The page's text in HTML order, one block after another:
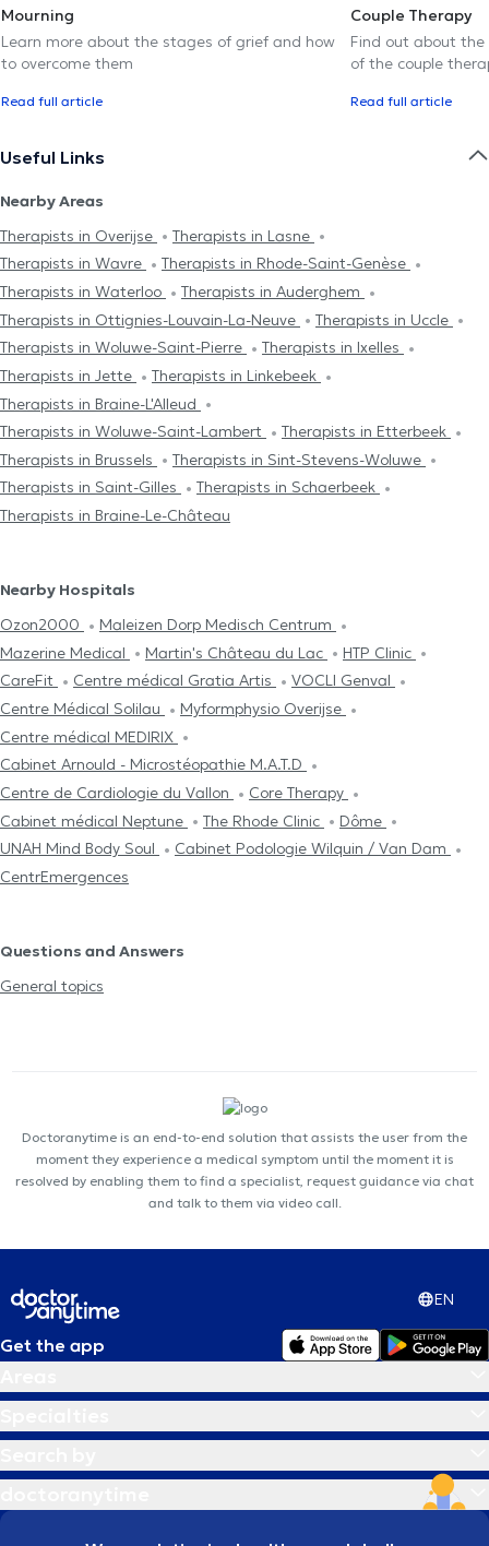
Mourning
Learn more about the stages of grief and how
to overcome them
Read full article
Couple Therapy
Find out about the
of the couple
Read full article
Useful Links
Nearby Areas
Therapists in Overijse
Therapists in Lasne
Therapists in Wavre
Therapists in Rhode-Saint-Genèse
Therapists in Waterloo
Therapists in Auderghem
Therapists in Ottignies-Louvain-La-Neuve
Therapists in Uccle
Therapists in Woluwe-Saint-Pierre
Therapists in Ixelles
Therapists in Jette
Therapists in Linkebeek
Therapists in Braine-L'Alleud
Therapists in Woluwe-Saint-Lambert
Therapists in Etterbeek
Therapists in Brussels
Therapists in Sint-Stevens-Woluwe
Therapists in Saint-Gilles
Therapists in Schaerbeek
Therapists in Braine-Le-Château
Nearby Hospitals
Ozon2000
Maleizen Dorp Medisch Centrum
Mazerine Medical
Martin's Château du Lac
HTP Clinic
CareFit
Centre médical Gratia Artis
VOCLI Genval
Centre Médical Solilau
Myformphysio Overijse
Centre médical MEDIRIX
Cabinet Arnould - Microstéopathie M.A.T.D
Centre de Cardiologie du Vallon
Core Therapy
Cabinet médical Neptune
The Rhode Clinic
Dôme
UNAH Mind Body Soul
Cabinet Podologie Wilquin / Van Dam
CentrEmergences
Questions and Answers
General topics
Doctoranytime is an end-to-end solution that assists the user from the
moment they experience a medical symptom until the moment it is
resolved by enabling them to find a specialist, request guidance via chat
and talk to them via video call.
EN
Get the app